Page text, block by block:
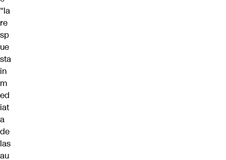
“la
re
sp
ue
sta
in
m
ed
iat
a
de
las
au